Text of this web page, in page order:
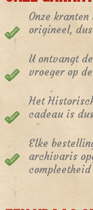
Onze
origineel,
U ontvangt
vroeger op
Het
cadeau is
Elke
archivaris